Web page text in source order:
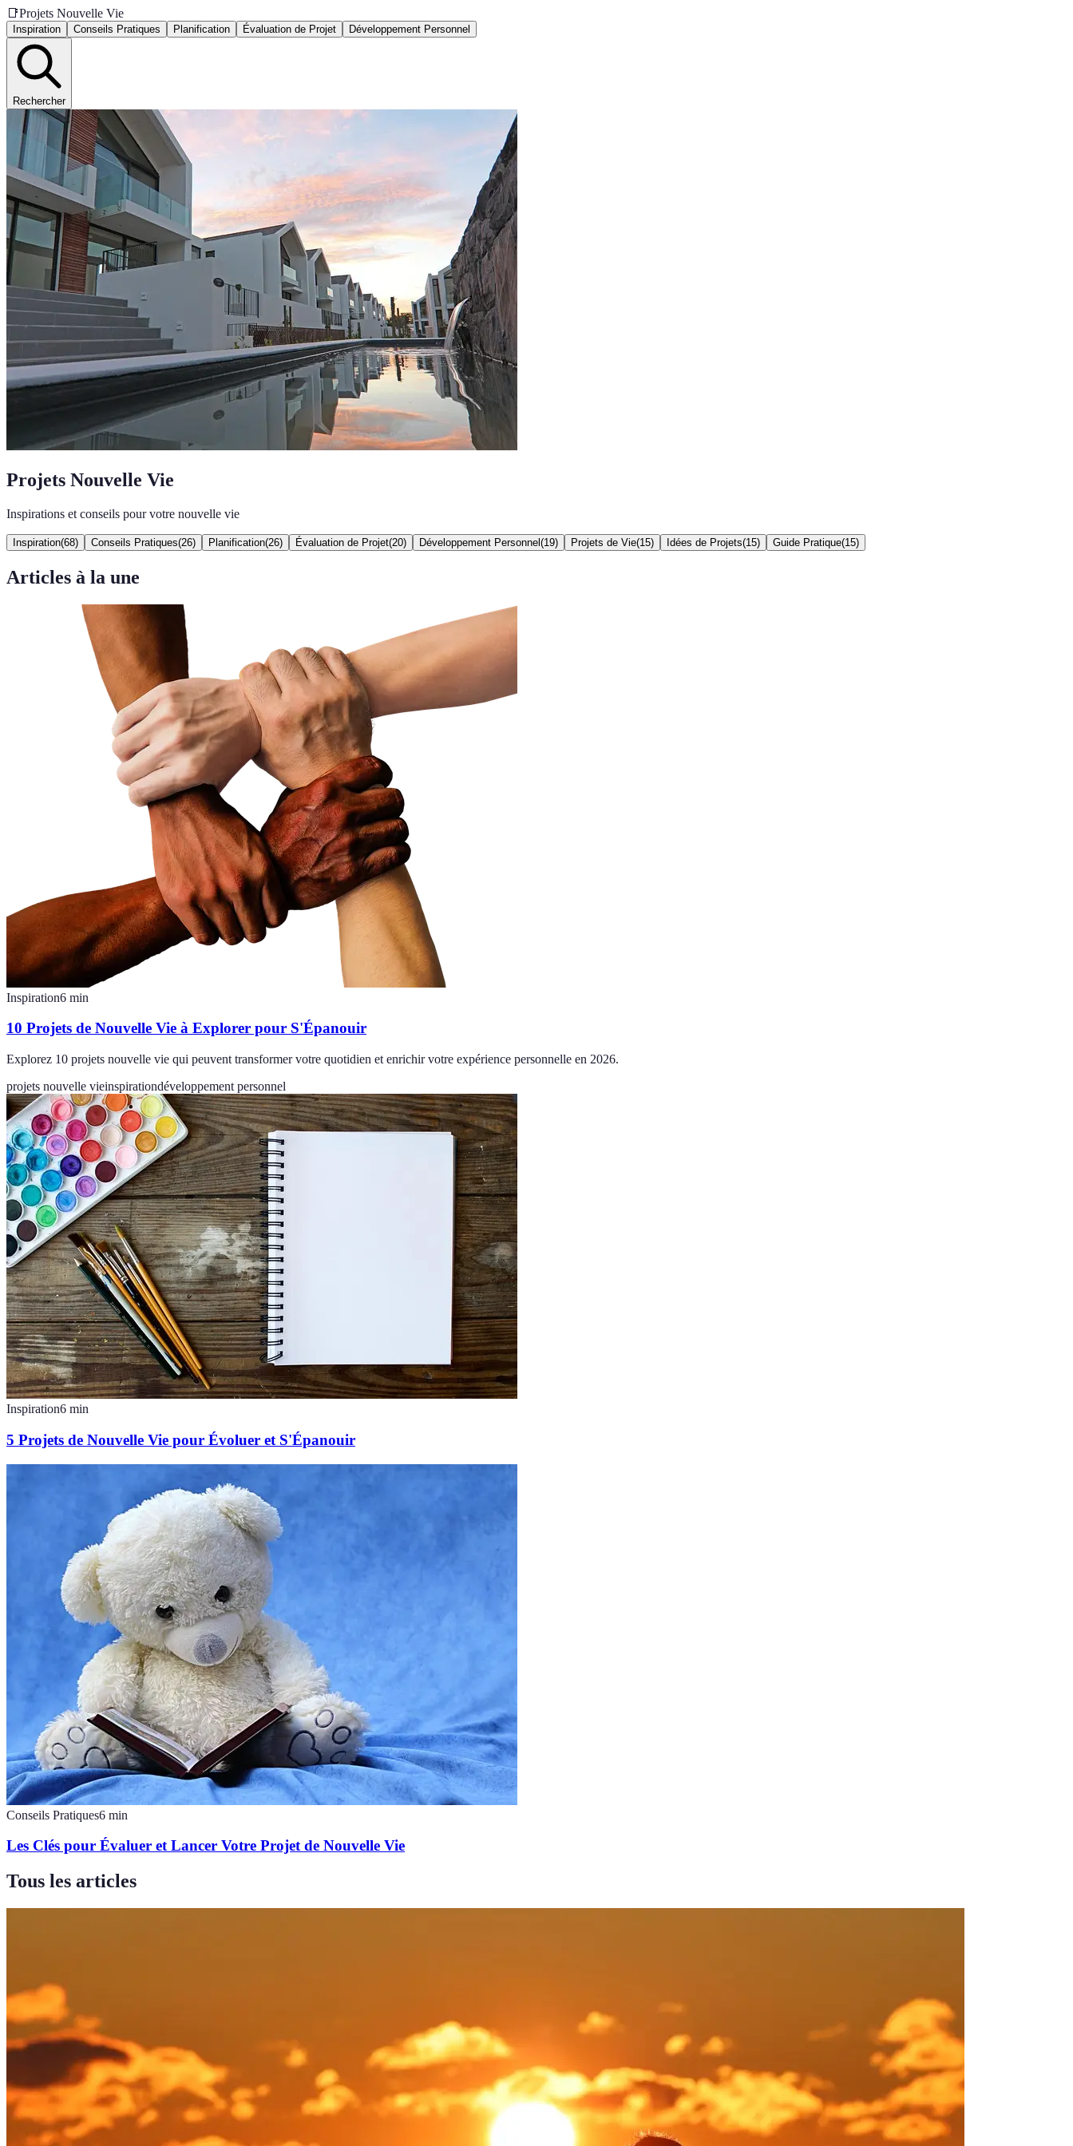
📑Projets Nouvelle Vie
Inspiration Conseils Pratiques Planification Évaluation de Projet Développement Personnel
Rechercher
Projets Nouvelle Vie
Inspirations et conseils pour votre nouvelle vie
Inspiration(68) Conseils Pratiques(26) Planification(26) Évaluation de Projet(20) Développement Personnel (19) Projets de Vie(15) Idées de Projets(15) Guide Pratique(15)
Articles à la une
Inspiration6 min
10 Projets de Nouvelle Vie à Explorer pour S'Épanouir
Explorez 10 projets nouvelle vie qui peuvent transformer votre quotidien et enrichir votre expérience personnelle en 2026.
projets nouvelle vieinspirationdéveloppement personnel
Inspiration6 min
5 Projets de Nouvelle Vie pour Évoluer et S'Épanouir
Conseils Pratiques6 min
Les Clés pour Évaluer et Lancer Votre Projet de Nouvelle Vie
Tous les articles